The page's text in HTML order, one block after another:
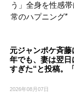
う」全身を性感
常のハプニング”
元ジャンポケ斉藤
年でも、妻は翌日
すぎた“と投稿。
2026年08月07日